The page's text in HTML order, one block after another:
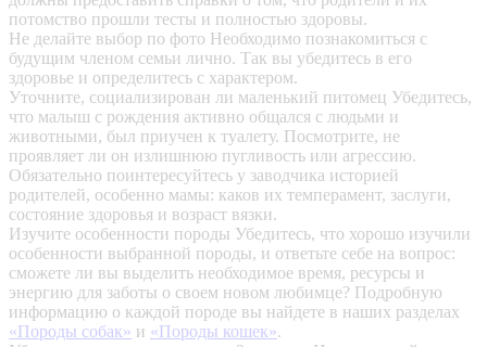
потомство прошли тесты и полностью здоровы.
Не делайте выбор по фото Необходимо познакомиться с
будущим членом семьи лично. Так вы убедитесь в его
здоровье и определитесь с характером.
Уточните, социализирован ли маленький питомец Убедитесь,
что малыш с рождения активно общался с людьми и
животными, был приучен к туалету. Посмотрите, не
проявляет ли он излишнюю пугливость или агрессию.
Обязательно поинтересуйтесь у заводчика историей
родителей, особенно мамы: каков их темперамент, заслуги,
состояние здоровья и возраст вязки.
Изучите особенности породы Убедитесь, что хорошо изучили
особенности выбранной породы, и ответьте себе на вопрос:
сможете ли вы выделить необходимое время, ресурсы и
энергию для заботы о своем новом любимце? Подробную
информацию о каждой породе вы найдете в наших разделах
«Породы собак» и «Породы кошек».